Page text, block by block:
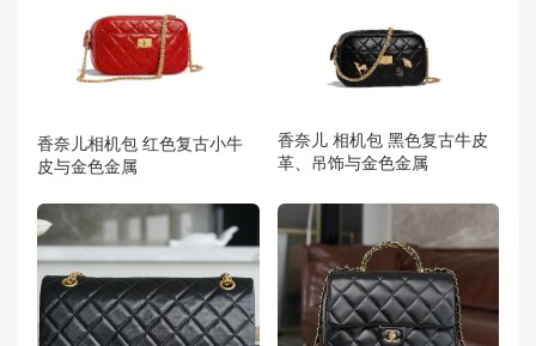
香奈儿相机包 红色复古小牛
皮与金色金属
香奈儿 相机包 黑色复古牛皮
革、吊饰与金色金属